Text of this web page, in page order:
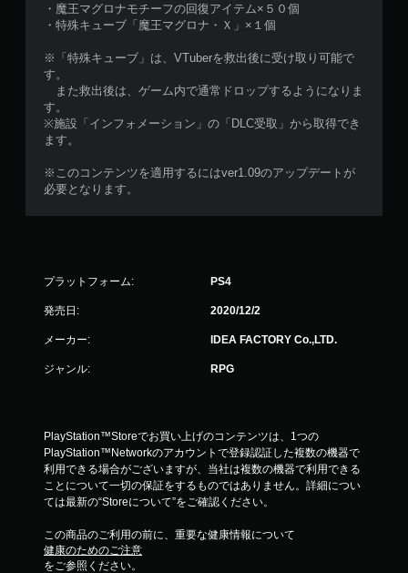
・魔王マグロナモチーフの回復アイテム×５０個
・特殊キューブ「魔王マグロナ・Ｘ」×１個
※「特殊キューブ」は、VTuberを救出後に受け取り可能で
す。
また救出後は、ゲーム内で通常ドロップするようになりま
す。
※施設「インフォメーション」の「DLC受取」から取得でき
ます。
※このコンテンツを適用するにはver1.09のアップデートが
必要となります。
プラットフォーム: PS4
発売日: 2020/12/2
メーカー: IDEA FACTORY Co.,LTD.
ジャンル: RPG
PlayStation™Storeでお買い上げのコンテンツは、1つの
PlayStation™Networkのアカウントで登録認証した複数の機器で
利用できる場合がございますが、当社は複数の機器で利用できる
ことについて一切の保証をするものではありません。詳細につい
ては最新の“Storeについて”をご確認ください。
この商品のご利用の前に、重要な健康情報について
健康のためのご注意
をご参照ください。